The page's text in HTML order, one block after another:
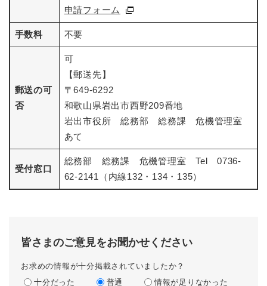
申請フォーム
手数料 不要
郵送の可
否
可
【郵送先】
〒649-6292
和歌山県岩出市西野209番地
岩出市役所 総務部 総務課 危機管理室
あて
受付窓口
総務部 総務課 危機管理室 Tel 0736-
62-2141（内線132・134・135）
皆さまのご意見をお聞かせください
お求めの情報が十分掲載されていましたか？
十分だった
普通 情報が足りなかった